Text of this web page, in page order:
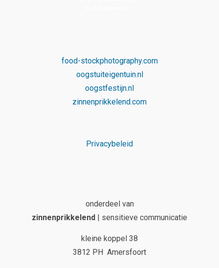
food-stockphotography.com
oogstuiteigentuin.nl
oogstfestijn.nl
zinnenprikkelend.com
Privacybeleid
onderdeel van
zinnenprikkelend | sensitieve communicatie
kleine koppel 38
3812 PH Amersfoort